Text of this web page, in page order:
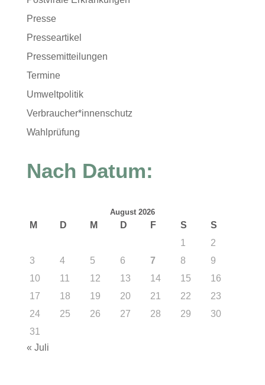
Presse
Presseartikel
Pressemitteilungen
Termine
Umweltpolitik
Verbraucher*innenschutz
Wahlprüfung
Nach Datum:
August 2026
M D M D F S
S
1
2
3
4 5 6 7 8
9
10
11 12 13 14 15
16
17
18 19 20 21 22
23
24
25 26 27 28 29
30
31
« Juli